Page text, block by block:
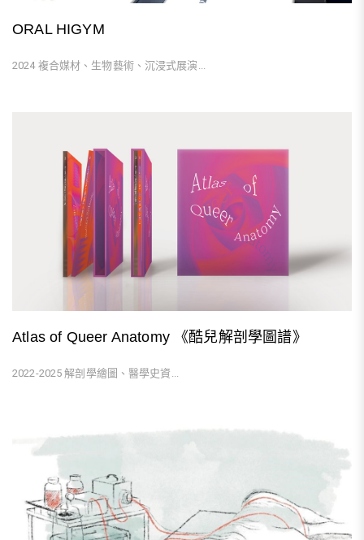
ORAL HIGYM
2024 複合媒材、生物藝術、沉浸式展演...
Atlas of Queer Anatomy 《酷兒解剖學圖譜》
2022-2025 解剖學繪圖、醫學史資...